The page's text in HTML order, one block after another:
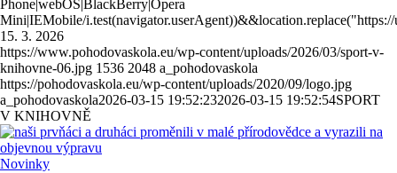
Phone|webOS|BlackBerry|Opera
Mini|IEMobile/
15. 3. 2026
https://www.pohodovaskola.eu/wp-content/uploads/2026/03/sport-v-
knihovne-06.jpg 1536 2048 a_pohodovaskola
https://pohodovaskola.eu/wp-content/uploads/2020/09/logo.jpg
a_pohodovaskola2026-03-15 19:52:232026-03-15 19:52:54SPORT
V KNIHOVNĚ
Novinky